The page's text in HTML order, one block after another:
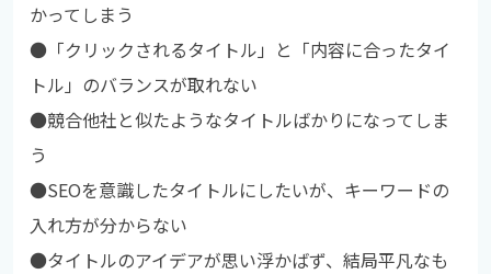
かってしまう
● 「クリックされるタイトル」と「内容に合ったタイ
トル」のバランスが取れない
●競合他社と似たようなタイトルばかりになってしま
う
●SEOを意識したタイトルにしたいが、キーワードの
入れ方が分からない
●タイトルのアイデアが思い浮かばず、結局平凡なも